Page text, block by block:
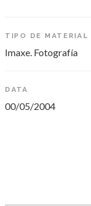
TIPO DE MATERIAL
Imaxe. Fotografía
DATA
00/05/2004